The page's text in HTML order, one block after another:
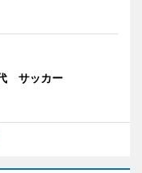
代 サッカー